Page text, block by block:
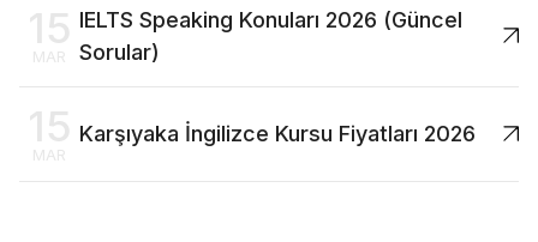
15
MAR
IELTS Speaking Konuları 2026 (Güncel
Sorular)
15
MAR
Karşıyaka İngilizce Kursu Fiyatları 2026